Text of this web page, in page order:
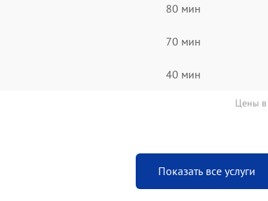
80 мин
70 мин
40 мин
Цены в
Показать все услуги